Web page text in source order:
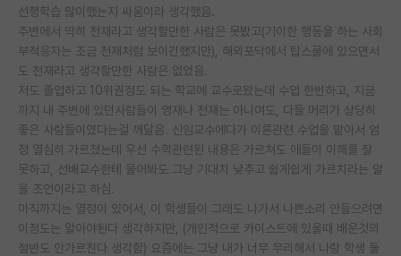
선행학습 많이했는지 싸움이라 생각했음.
주변에서 딱히 천재라고 생각할만한 사람은 못봤고(기이한 행동을 하는 사회
부적응자는 조금 천재처럼 보이긴했지만), 해외포닥에서 탑스쿨에 있으면서
도 천재라고 생각할만한 사람은 없었음.
저도 졸업하고 10위권정도 되는 학교에 교수로왔는데 수업 한번하고, 지금
까지 내 주변에 있던사람들이 영재나 천재는 아니여도, 다들 머리가 상당히
좋은 사람들이였다는걸 깨달음. 신임교수에다가 이론관련 수업을 맡아서 엄
청 열심히 가르쳤는데 우선 수학관련된 내용은 가르쳐도 애들이 이해를 잘
못하고, 선배교수한테 물어봐도 그냥 기대치 낮추고 쉽게쉽게 가르치라는 말
을 조언이라고 하심.
아직까지는 열정이 있어서, 이 학생들이 그래도 나가서 나쁜소리 안들으려면
이정도는 알아야된다 생각하지만, (개인적으로 카이스트에 있을때 배운것의
절반도 안가르친다 생각함) 요즘에는 그냥 내가 너무 무리해서 나랑 학생 둘